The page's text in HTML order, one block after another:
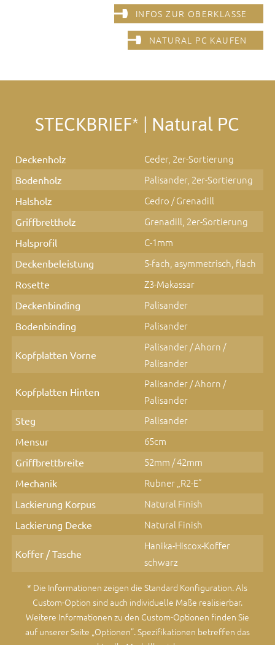
INFOS ZUR OBERKLASSE
NATURAL PC KAUFEN
STECKBRIEF* | Natural PC
Deckenholz Ceder, 2er-Sortierung
Bodenholz Palisander, 2er-Sortierung
Halsholz Cedro / Grenadill
Griffbrettholz Grenadill, 2er-Sortierung
Halsprofil C-1mm
Deckenbeleistung 5-fach, asymmetrisch, flach
Rosette Z3-Makassar
Deckenbinding Palisander
Bodenbinding Palisander
Kopfplatten Vorne
Palisander / Ahorn /
Palisander
Kopfplatten Hinten
Palisander / Ahorn /
Palisander
Steg Palisander
Mensur 65cm
Griffbrettbreite 52mm / 42mm
Mechanik Rubner „R2-E”
Lackierung Korpus Natural Finish
Lackierung Decke Natural Finish
Koffer / Tasche
Hanika-Hiscox-Koffer
schwarz
* Die Informationen zeigen die Standard Konfiguration. Als
Custom-Option sind auch individuelle Maße realisierbar.
Weitere Informationen zu den Custom-Optionen finden Sie
auf unserer Seite „Optionen”. Spezifikationen betreffen das